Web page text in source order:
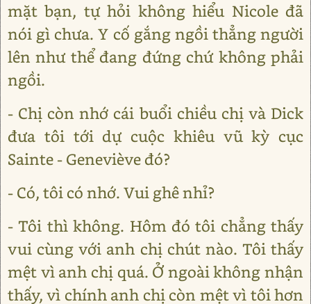
mặt bạn, tự hỏi không hiểu Nicole đã
nói gì chưa. Y cố gắng ngồi thẳng người
lên như thể đang đứng chứ không phải
ngồi.
- Chị còn nhớ cái buổi chiều chị và Dick
đưa tôi tới dự cuộc khiêu vũ kỳ cục
Sainte - Geneviève đó?
- Có, tôi có nhớ. Vui ghê nhỉ?
- Tôi thì không. Hôm đó tôi chẳng thấy
vui cùng với anh chị chút nào. Tôi thấy
mệt vì anh chị quá. Ở ngoài không nhận
thấy, vì chính anh chị còn mệt vì tôi hơn